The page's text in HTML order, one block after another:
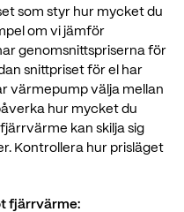
som styr hur mycket du
om vi jämför
genomsnittspriserna för
snittpriset för el har
värmepump välja mellan
hur mycket du
kan skilja sig
Kontrollera hur prisläget
fjärrvärme: